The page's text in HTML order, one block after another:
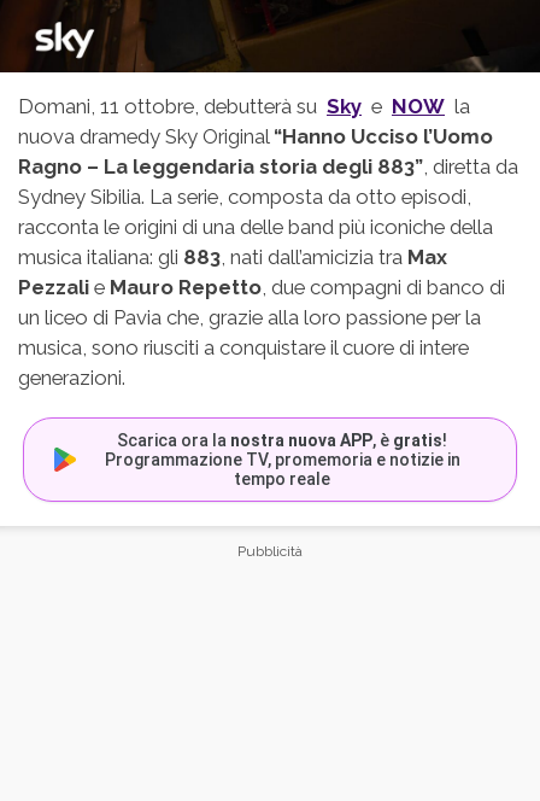
Domani, 11 ottobre, debutterà su Sky e NOW la
nuova dramedy Sky Original “Hanno Ucciso l’Uomo
Ragno – La leggendaria storia degli 883” , diretta da
Sydney Sibilia. La serie, composta da otto episodi,
racconta le origini di una delle band più iconiche della
musica italiana: gli 883 , nati dall’amicizia tra Max
Pezzali e Mauro Repetto , due compagni di banco di
un liceo di Pavia che, grazie alla loro passione per la
musica, sono riusciti a conquistare il cuore di intere
generazioni.
Scarica ora la nostra nuova APP, è gratis!
Programmazione TV, promemoria e notizie in
tempo reale